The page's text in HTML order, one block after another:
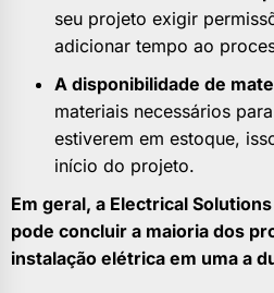
seu projeto exigir
adicionar tempo ao
A disponibilidade de
materiais necessários
estiverem em estoque,
início do projeto.
Em geral, a Electrical
pode concluir a maioria dos
instalação elétrica em uma a